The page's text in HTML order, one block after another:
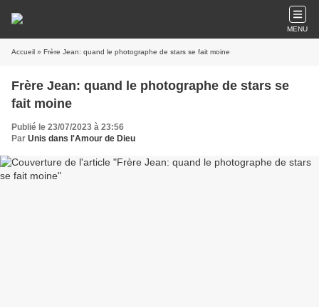
MENU
Accueil » Frère Jean: quand le photographe de stars se fait moine
Frère Jean: quand le photographe de stars se
fait moine
Publié le 23/07/2023 à 23:56
Par Unis dans l'Amour de Dieu